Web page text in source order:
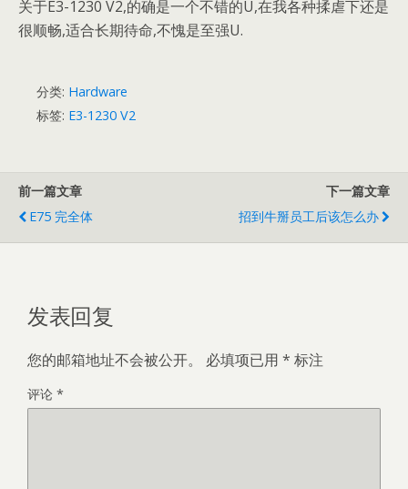
关于E3-1230 V2,的确是一个不错的U,在我各种揉虐下还是
很顺畅,适合长期待命,不愧是至强U.
分类: Hardware
标签: E3-1230 V2
前一篇文章
E75 完全体
下一篇文章
招到牛掰员工后该怎么办
发表回复
您的邮箱地址不会被公开。 必填项已用 * 标注
评论 *